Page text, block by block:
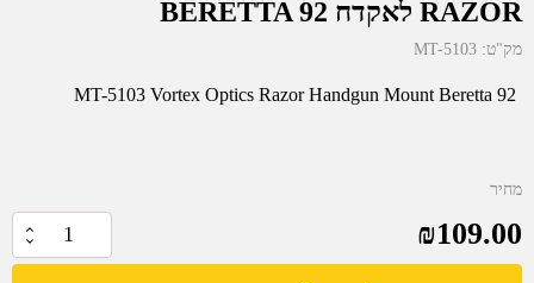
RAZOR לאקדח BERETTA 92
מק"ט: MT-5103
MT-5103 Vortex Optics Razor Handgun Mount Beretta 92
מחיר
₪109.00
של